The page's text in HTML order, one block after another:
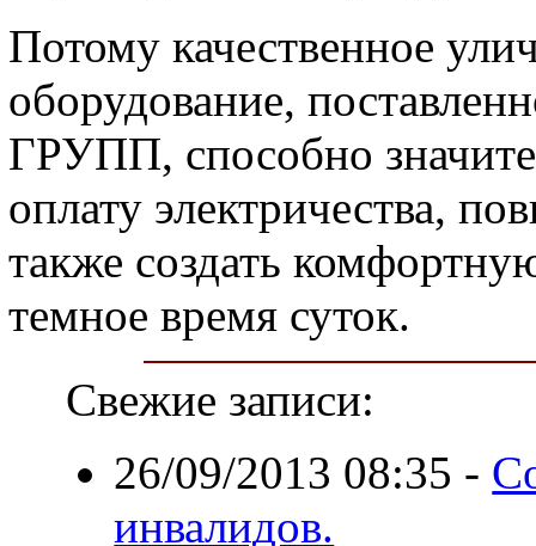
Потому качественное
оборудование,
ГРУПП, способно
оплату электричества,
также создать
темное время суток.
Свежие записи:
26/09/2013 08:35 -
инвалидов.